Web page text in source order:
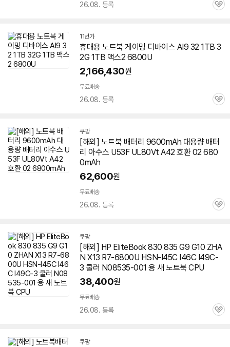
26.08. 등록
관
11번가
휴대용 노트북 게이밍 디바이스 AI9 32 1TB 3
2G 1TB 맥스2 6800U
2,166,430원
무료배송
26.08. 등록
관
쿠팡
[해외] 노트북 배터리 9600mAh 대용량 배터
리 아수스 U53F UL80Vt A42 호환 02 680
0mAh
62,600원
무료배송
26.08. 등록
관
쿠팡
[해외] HP EliteBook 830 835 G9 G10 ZHA
N X13 R7-6800U HSN-I45C I46C I49C-
3 쿨러 N08535-001 용 새 노트북 CPU
38,400원
무료배송
26.08. 등록
관
쿠팡